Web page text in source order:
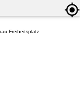
Freiheitsplatz